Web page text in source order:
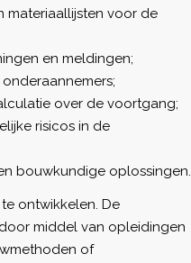
materiaallijsten voor de
en meldingen;
over de voortgang;
risicos in de
bouwkundige oplossingen.
ontwikkelen. De
middel van opleidingen
of